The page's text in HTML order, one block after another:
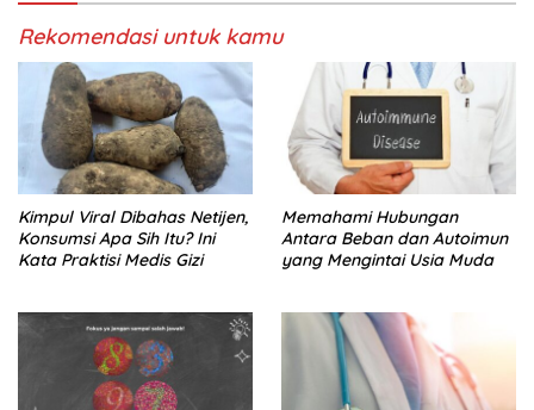
Rekomendasi untuk kamu
Kimpul Viral Dibahas Netijen,
Konsumsi Apa Sih Itu? Ini
Kata Praktisi Medis Gizi
Memahami Hubungan
Antara Beban dan Autoimun
yang Mengintai Usia Muda